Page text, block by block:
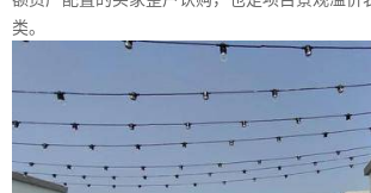
类。